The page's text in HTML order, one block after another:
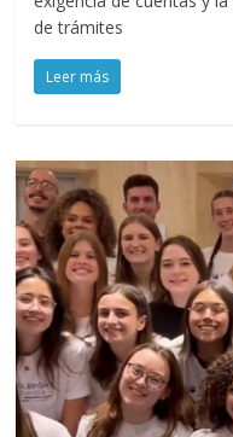
de trámites
Leer más